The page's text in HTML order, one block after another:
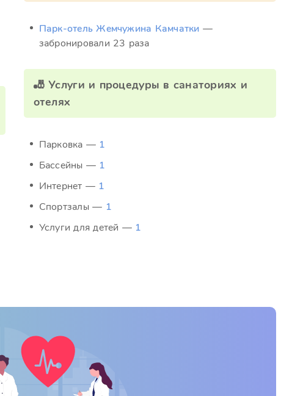
Парк-отель Жемчужина Камчатки —
забронировали 23 раза
🎳 Услуги и процедуры в санаториях и
отелях
Парковка — 1
Бассейны — 1
Интернет — 1
Спортзалы — 1
Услуги для детей — 1